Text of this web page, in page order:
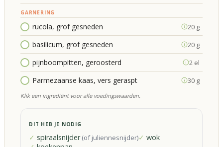
GARNERING
rucola, grof gesneden 20 g
basilicum, grof gesneden 20 g
pijnboompitten, geroosterd 2 el
Parmezaanse kaas, vers geraspt 30 g
Klik een ingrediënt voor alle voedingswaarden.
DIT HEB JE NODIG
spiraalsnijder(of juliennesnijder)
wok